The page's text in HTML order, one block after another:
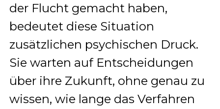
der Flucht gemacht haben,
bedeutet diese Situation
zusätzlichen psychischen Druck.
Sie warten auf Entscheidungen
über ihre Zukunft, ohne genau zu
wissen, wie lange das Verfahren